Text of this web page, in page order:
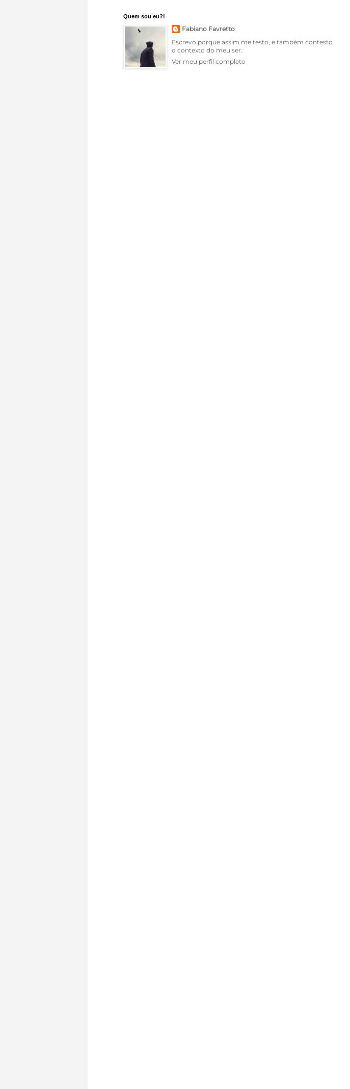
Quem sou eu?!
Fabiano Favretto
Escrevo porque assim me testo, e também contesto
o contexto do meu ser.
Ver meu perfil completo